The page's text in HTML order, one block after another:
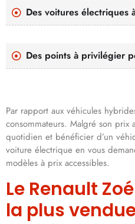
Des voitures électriques
Des points à privilégier
Par rapport aux véhicules
consommateurs. Malgré son prix
quotidien et bénéficier d’un
voiture électrique en vous
modèles à prix accessibles.
Le Renault
la plus